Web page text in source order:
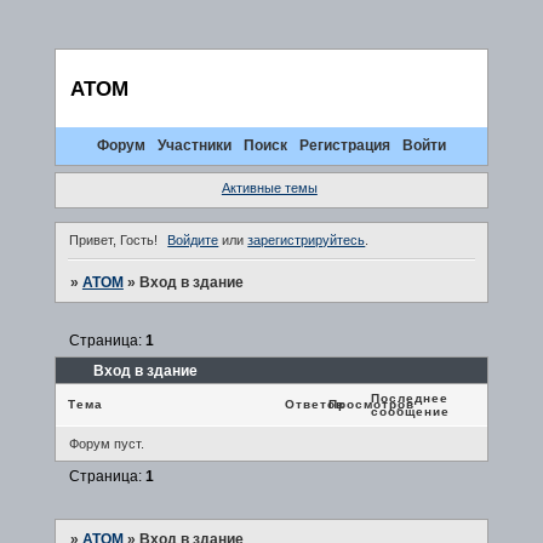
ATOM
Форум Участники Поиск Регистрация Войти
Активные темы
Привет, Гость! Войдите илизарегистрируйтесь.
» ATOM » Вход в здание
Вход в здание
Страница: 1
Тема ОтветовПросмотров
Последнее
сообщение
Форум пуст.
Страница: 1